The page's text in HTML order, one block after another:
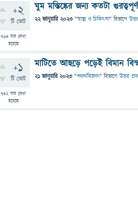
+2
টি ভোট
764 বার দেখা
হয়েছে
ঘুম মস্তিষ্কের জন্য কতটা
22 জানুয়ারি 2023 "স্বাস্থ্য ও চিকিৎসা" বিভাগে
+1
টি ভোট
732বার দেখা
হয়েছে
মাটিতে আছড়ে পড়েই বিমান
21 জানুয়ারি 2023 "পদার্থবিজ্ঞান" বিভাগে উত্তর